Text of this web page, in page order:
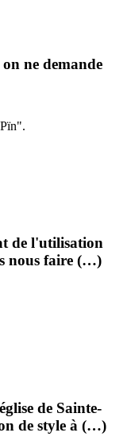
ne demande
de l'utilisation
nous faire (…)
de Sainte-
de style à (…)